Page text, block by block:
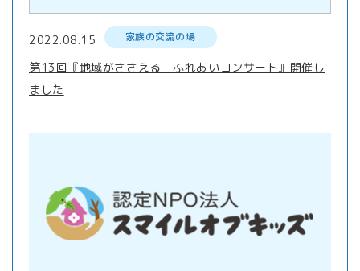
2022.08.15 家族の交流の場
第13回『地域がささえる ふれあいコンサート』開催し
ました